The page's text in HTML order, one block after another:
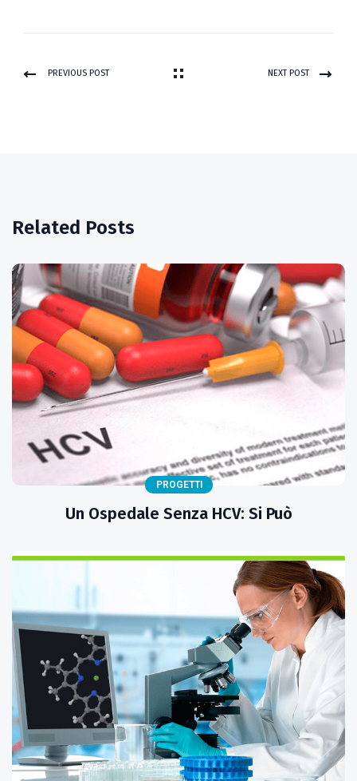
PREVIOUS POST NEXT POST
Related Posts
PROGETTI
Un Ospedale Senza HCV: Si Può